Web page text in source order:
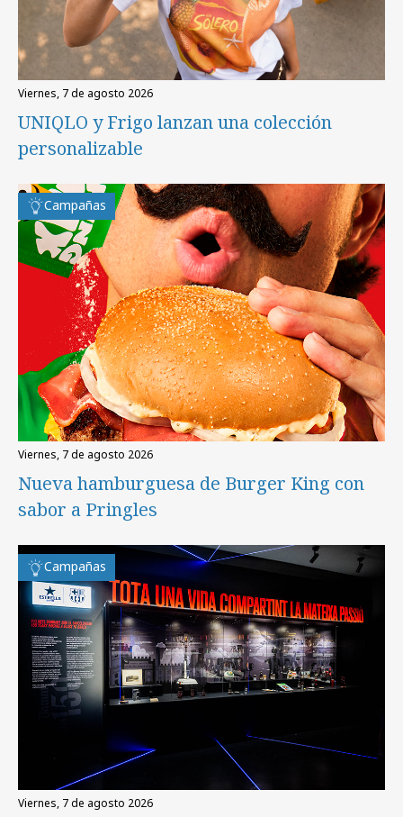
viernes, 7 de agosto 2026
UNIQLO y Frigo lanzan una colección
personalizable
Campañas
viernes, 7 de agosto 2026
Nueva hamburguesa de Burger King con
sabor a Pringles
Campañas
viernes, 7 de agosto 2026